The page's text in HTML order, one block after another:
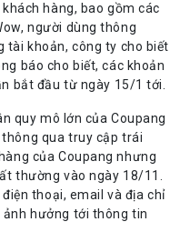
hàng, bao gồm các
người dùng thông
tài khoản, công ty cho biết
báo cho biết, các khoản
bắt đầu từ ngày 15/1 tới.
quy mô lớn của Coupang
qua truy cập trái
của Coupang nhưng
thường vào ngày 18/11.
thoại, email và địa chỉ
hưởng tới thông tin